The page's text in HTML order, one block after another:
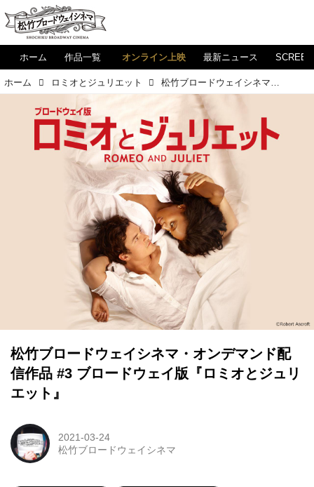
ホーム 作品一覧 オンライン上映 最新ニュース
ホーム ロミオとジュリエット 松竹ブロードウェイシネマ・オンデマンド配信作品 #3 ブロードウェイ版『ロミオとジュリエット』
松竹ブロードウェイシネマ・オンデマンド配
信作品 #3 ブロードウェイ版『ロミオとジュリ
エット』
2021-03-24
松竹ブロードウェイシネマ